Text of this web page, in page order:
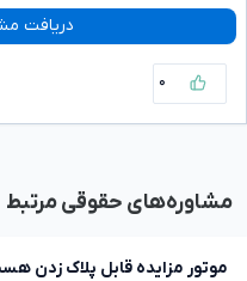
دریافت
۰
مشاوره‌های حقوقی مرتبط
موتور مزایده قابل پلاک زدن